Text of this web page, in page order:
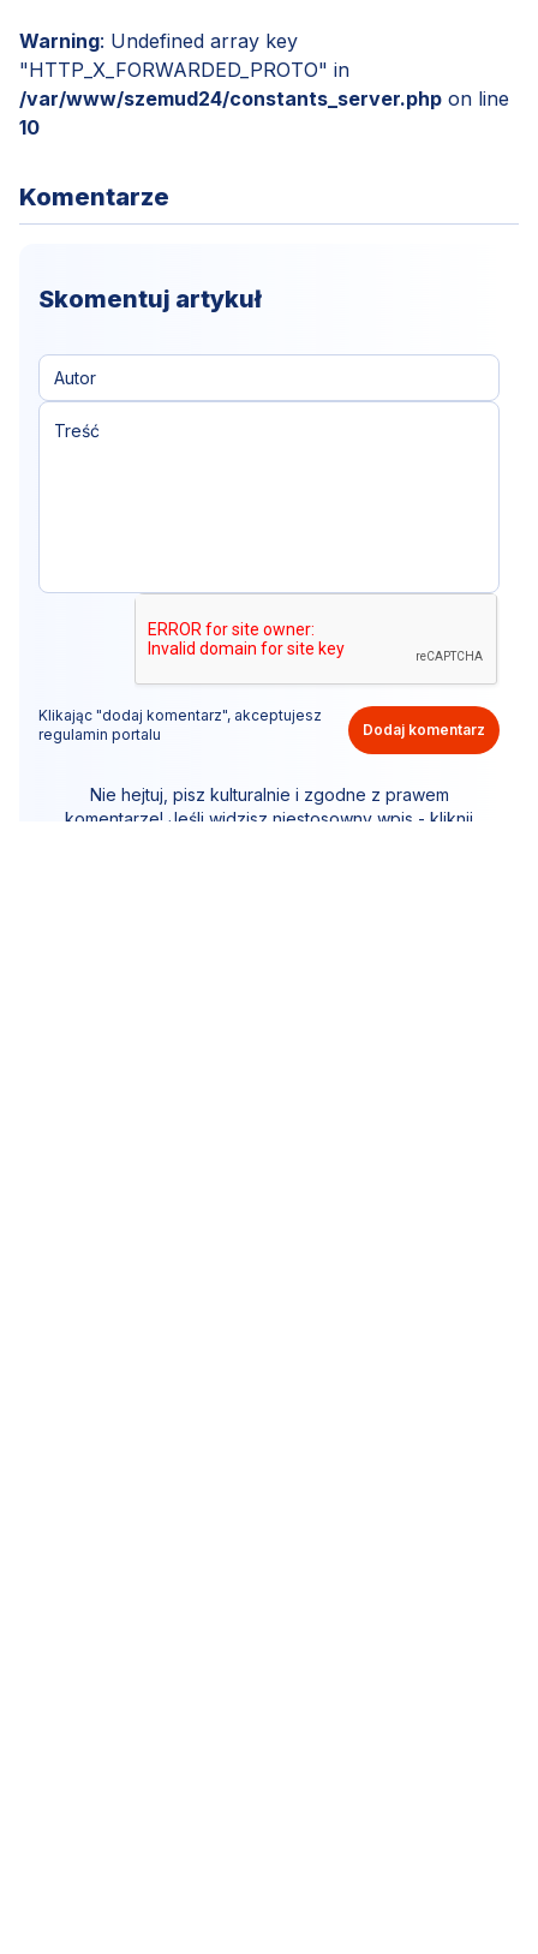
Warning: Undefined array key
"HTTP_X_FORWARDED_PROTO" in
/var/www/szemud24/constants_server.php on line
10
Komentarze
Skomentuj artykuł
Klikając "dodaj komentarz", akceptujesz
regulamin portalu
Dodaj komentarz
Nie hejtuj, pisz kulturalnie i zgodne z prawem
komentarze! Jeśli widzisz niestosowny wpis - kliknij